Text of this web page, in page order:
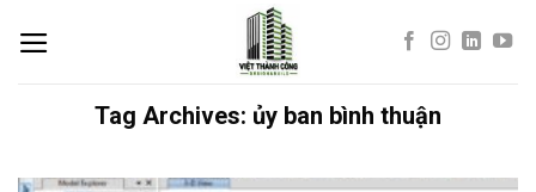
Tag Archives: ủy ban bình thuận